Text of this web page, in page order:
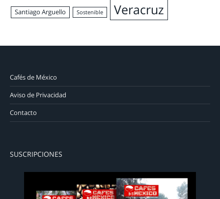
Santiago Arguello Sostenible Veracruz
Cafés de México
Aviso de Privacidad
Contacto
SUSCRIPCIONES